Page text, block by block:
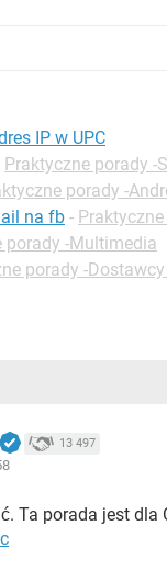
IP w UPC
Praktyczne porady -
porady -
na fb -
porady -Multimedia
porady -
13 497
Ta porada jest dla